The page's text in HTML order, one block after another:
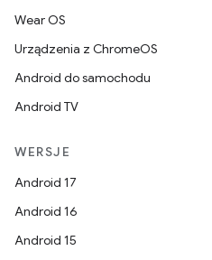
Wear OS
Urządzenia z ChromeOS
Android do samochodu
Android TV
WERSJE
Android 17
Android 16
Android 15